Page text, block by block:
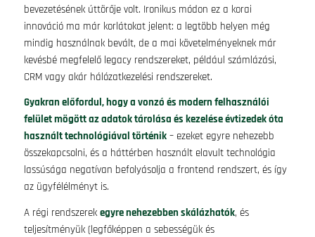
bevezetésének úttörője volt. Ironikus módon ez a korai
innováció ma már korlátokat jelent: a legtöbb helyen még
mindig használnak bevált, de a mai követelményeknek már
kevésbé megfelelő legacy rendszereket, például számlázási,
CRM vagy akár hálózatkezelési rendszereket.
Gyakran előfordul, hogy a vonzó és modern felhasználói
felület mögött az adatok tárolása és kezelése évtizedek óta
használt technológiával történik– ezeket egyre nehezebb
összekapcsolni, és a háttérben használt elavult technológia
lassúsága negatívan befolyásolja a frontend rendszert, és így
az ügyfélélményt is.
A régi rendszerekegyre nehezebben skálázhatók, és
teljesítményük (legfőképpen a sebességük és